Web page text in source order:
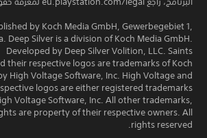
by Koch Media GmbH, Gewerbegebiet 1,
Deep Silver is a division of Koch Media GmbH.
Developed by Deep Silver Volition, LLC. Saints
their respective logos are trademarks of Koch
High Voltage Software, Inc. High Voltage and
logos are either registered trademarks
Voltage Software, Inc. All other trademarks,
are property of their respective owners. All
rights reserved.